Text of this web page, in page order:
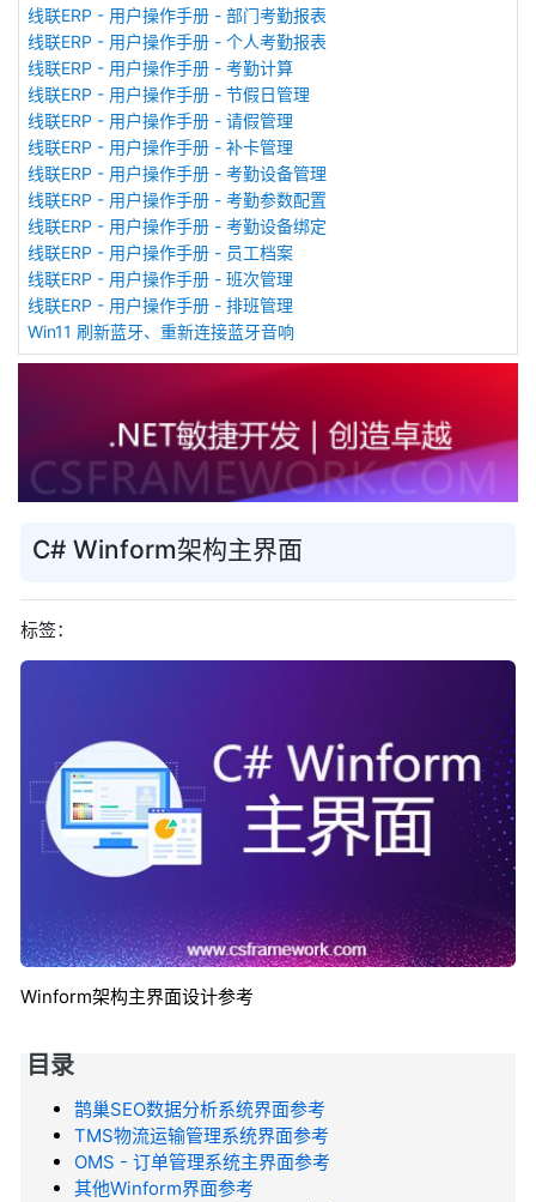
线联ERP - 用户操作手册 - 部门考勤报表
线联ERP - 用户操作手册 - 个人考勤报表
线联ERP - 用户操作手册 - 考勤计算
线联ERP - 用户操作手册 - 节假日管理
线联ERP - 用户操作手册 - 请假管理
线联ERP - 用户操作手册 - 补卡管理
线联ERP - 用户操作手册 - 考勤设备管理
线联ERP - 用户操作手册 - 考勤参数配置
线联ERP - 用户操作手册 - 考勤设备绑定
线联ERP - 用户操作手册 - 员工档案
线联ERP - 用户操作手册 - 班次管理
线联ERP - 用户操作手册 - 排班管理
Win11 刷新蓝牙、重新连接蓝牙音响
C# Winform架构主界面
标签：
Winform架构主界面设计参考
目录
鹊巢SEO数据分析系统界面参考
TMS物流运输管理系统界面参考
OMS - 订单管理系统主界面参考
其他Winform界面参考